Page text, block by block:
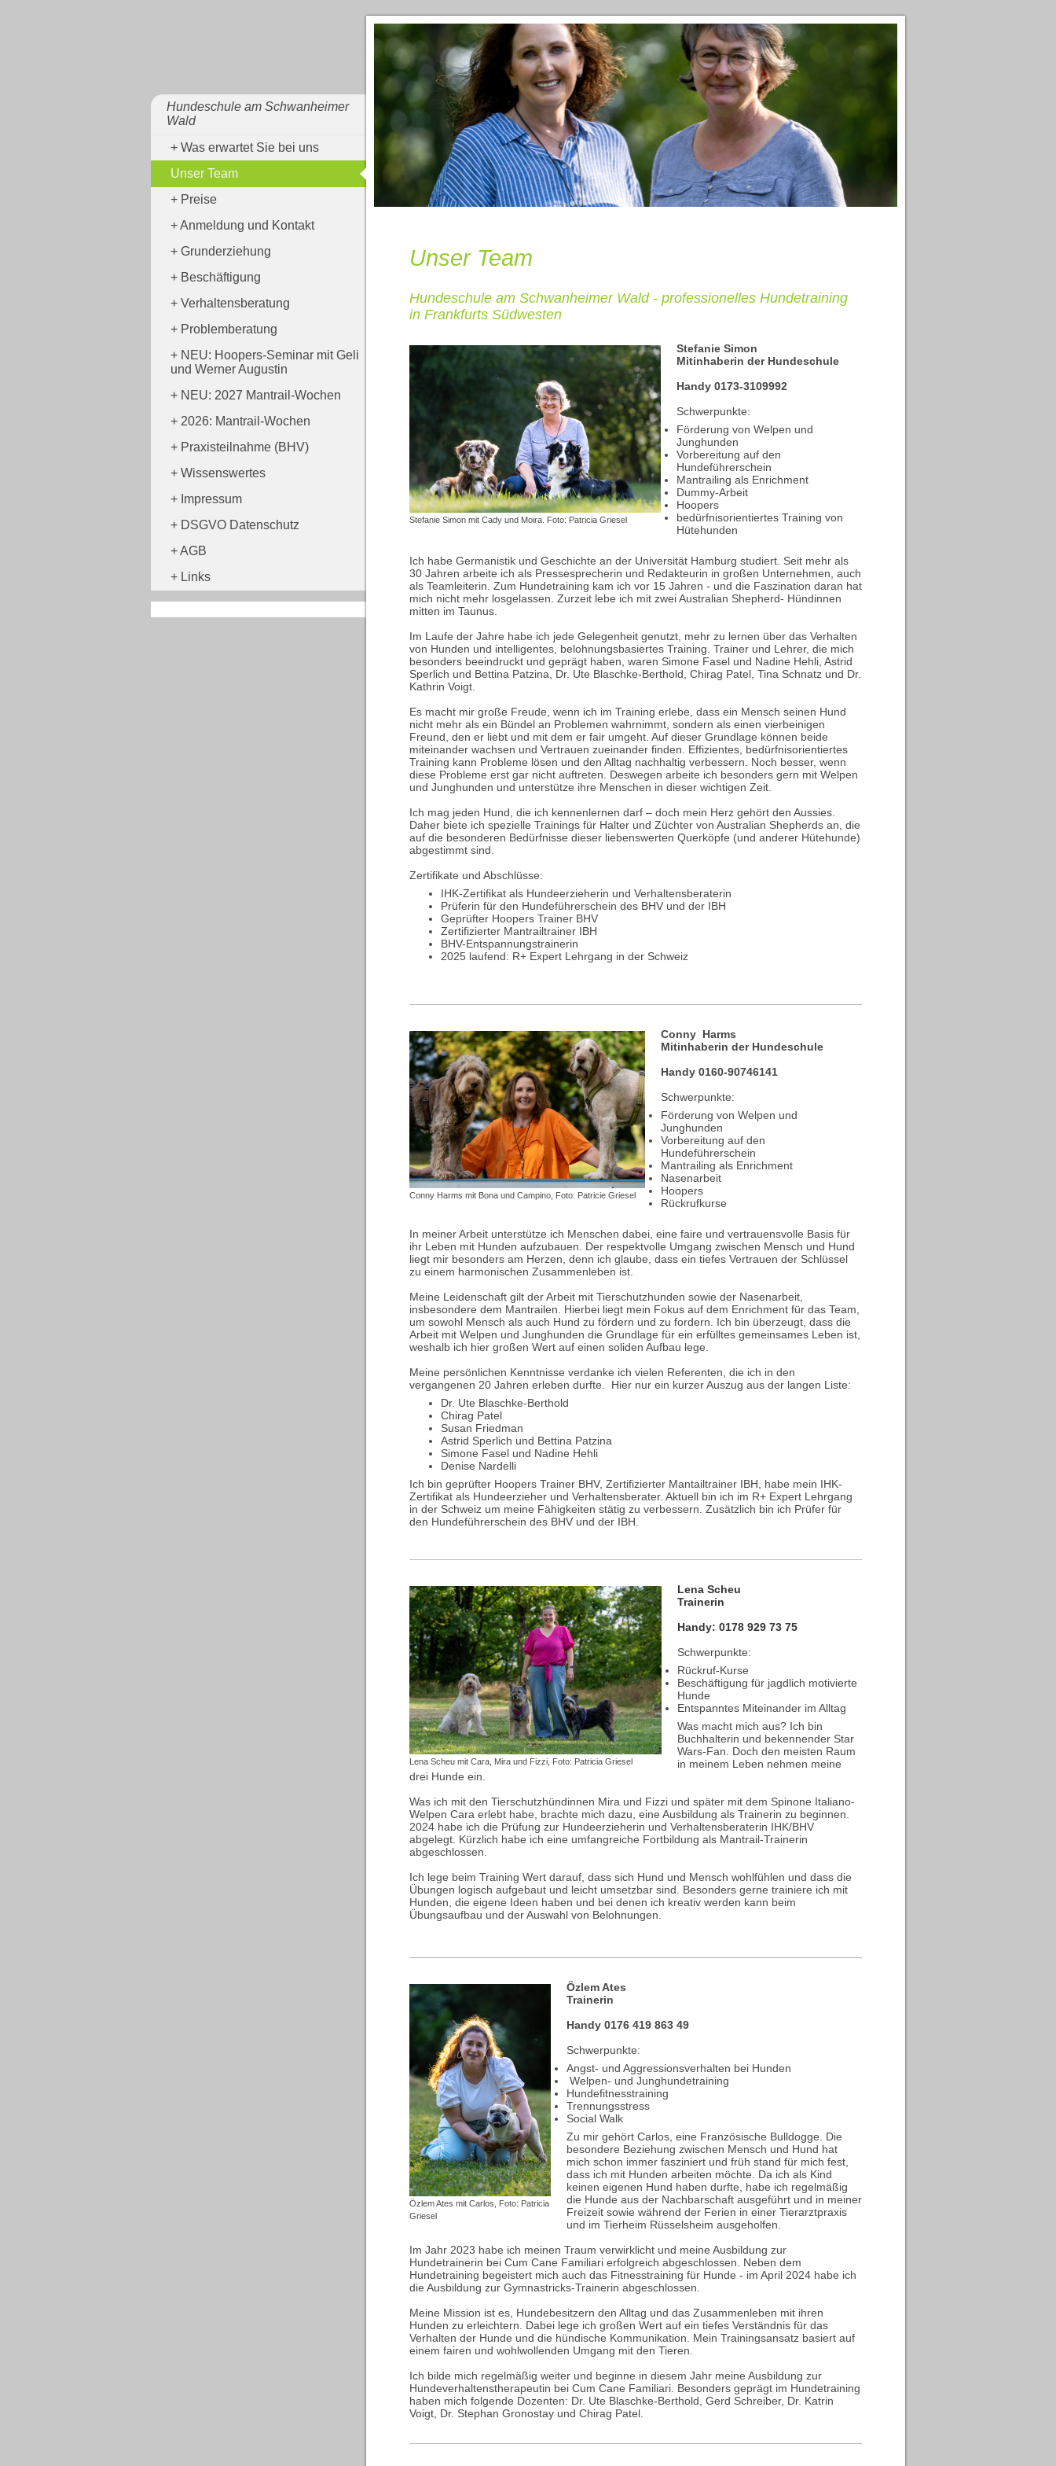
Unser Team
Hundeschule am Schwanheimer Wald - professionelles Hundetraining
in Frankfurts Südwesten
Stefanie Simon mit Cady und Moira. Foto: Patricia Griesel
Stefanie Simon
Mitinhaberin der Hundeschule
Handy 0173-3109992
Schwerpunkte:
Förderung von Welpen und
Junghunden
Vorbereitung auf den
Hundeführerschein
Mantrailing als Enrichment
Dummy-Arbeit
Hoopers
bedürfnisorientiertes Training von
Hütehunden
Ich habe Germanistik und Geschichte an der Universität Hamburg studiert. Seit mehr als
30 Jahren arbeite ich als Pressesprecherin und Redakteurin in großen Unternehmen, auch
als Teamleiterin. Zum Hundetraining kam ich vor 15 Jahren - und die Faszination daran hat
mich nicht mehr losgelassen. Zurzeit lebe ich mit zwei Australian Shepherd- Hündinnen
mitten im Taunus.
Im Laufe der Jahre habe ich jede Gelegenheit genutzt, mehr zu lernen über das Verhalten
von Hunden und intelligentes, belohnungsbasiertes Training. Trainer und Lehrer, die mich
besonders beeindruckt und geprägt haben, waren Simone Fasel und Nadine Hehli, Astrid
Sperlich und Bettina Patzina, Dr. Ute Blaschke-Berthold, Chirag Patel, Tina Schnatz und Dr.
Kathrin Voigt.
Es macht mir große Freude, wenn ich im Training erlebe, dass ein Mensch seinen Hund
nicht mehr als ein Bündel an Problemen wahrnimmt, sondern als einen vierbeinigen
Freund, den er liebt und mit dem er fair umgeht. Auf dieser Grundlage können beide
miteinander wachsen und Vertrauen zueinander finden. Effizientes, bedürfnisorientiertes
Training kann Probleme lösen und den Alltag nachhaltig verbessern. Noch besser, wenn
diese Probleme erst gar nicht auftreten. Deswegen arbeite ich besonders gern mit Welpen
und Junghunden und unterstütze ihre Menschen in dieser wichtigen Zeit.
Ich mag jeden Hund, die ich kennenlernen darf – doch mein Herz gehört den Aussies.
Daher biete ich spezielle Trainings für Halter und Züchter von Australian Shepherds an, die
auf die besonderen Bedürfnisse dieser liebenswerten Querköpfe (und anderer Hütehunde)
abgestimmt sind.
Zertifikate und Abschlüsse:
IHK-Zertifikat als Hundeerzieherin und Verhaltensberaterin
Prüferin für den Hundeführerschein des BHV und der IBH
Geprüfter Hoopers Trainer BHV
Zertifizierter Mantrailtrainer IBH
BHV-Entspannungstrainerin
2025 laufend: R+ Expert Lehrgang in der Schweiz
Conny Harms mit Bona und Campino, Foto: Patricie Griesel
Conny Harms
Mitinhaberin der Hundeschule
Handy 0160-90746141
Schwerpunkte:
Förderung von Welpen und
Junghunden
Vorbereitung auf den
Hundeführerschein
Mantrailing als Enrichment
Nasenarbeit
Hoopers
Rückrufkurse
In meiner Arbeit unterstütze ich Menschen dabei, eine faire und vertrauensvolle Basis für
ihr Leben mit Hunden aufzubauen. Der respektvolle Umgang zwischen Mensch und Hund
liegt mir besonders am Herzen, denn ich glaube, dass ein tiefes Vertrauen der Schlüssel
zu einem harmonischen Zusammenleben ist.
Meine Leidenschaft gilt der Arbeit mit Tierschutzhunden sowie der Nasenarbeit,
insbesondere dem Mantrailen. Hierbei liegt mein Fokus auf dem Enrichment für das Team,
um sowohl Mensch als auch Hund zu fördern und zu fordern. Ich bin überzeugt, dass die
Arbeit mit Welpen und Junghunden die Grundlage für ein erfülltes gemeinsames Leben ist,
weshalb ich hier großen Wert auf einen soliden Aufbau lege.
Meine persönlichen Kenntnisse verdanke ich vielen Referenten, die ich in den
vergangenen 20 Jahren erleben durfte. Hier nur ein kurzer Auszug aus der langen Liste:
Dr. Ute Blaschke-Berthold
Chirag Patel
Susan Friedman
Astrid Sperlich und Bettina Patzina
Simone Fasel und Nadine Hehli
Denise Nardelli
Ich bin geprüfter Hoopers Trainer BHV, Zertifizierter Mantailtrainer IBH, habe mein IHK-
Zertifikat als Hundeerzieher und Verhaltensberater. Aktuell bin ich im R+ Expert Lehrgang
in der Schweiz um meine Fähigkeiten stätig zu verbessern. Zusätzlich bin ich Prüfer für
den Hundeführerschein des BHV und der IBH.
Lena Scheu mit Cara, Mira und Fizzi, Foto: Patricia Griesel
Lena Scheu
Trainerin
Handy: 0178 929 73 75
Schwerpunkte:
Rückruf-Kurse
Beschäftigung für jagdlich motivierte
Hunde
Entspanntes Miteinander im Alltag
Was macht mich aus? Ich bin
Buchhalterin und bekennender Star
Wars-Fan. Doch den meisten Raum
in meinem Leben nehmen meine
drei Hunde ein.
Was ich mit den Tierschutzhündinnen Mira und Fizzi und später mit dem Spinone Italiano-
Welpen Cara erlebt habe, brachte mich dazu, eine Ausbildung als Trainerin zu beginnen.
2024 habe ich die Prüfung zur Hundeerzieherin und Verhaltensberaterin IHK/BHV
abgelegt. Kürzlich habe ich eine umfangreiche Fortbildung als Mantrail-Trainerin
abgeschlossen.
Ich lege beim Training Wert darauf, dass sich Hund und Mensch wohlfühlen und dass die
Übungen logisch aufgebaut und leicht umsetzbar sind. Besonders gerne trainiere ich mit
Hunden, die eigene Ideen haben und bei denen ich kreativ werden kann beim
Übungsaufbau und der Auswahl von Belohnungen.
Özlem Ates mit Carlos, Foto: Patricia
Griesel
Özlem Ates
Trainerin
Handy 0176 419 863 49
Schwerpunkte:
Angst- und Aggressionsverhalten bei Hunden
Welpen- und Junghundetraining
Hundefitnesstraining
Trennungsstress
Social Walk
Zu mir gehört Carlos, eine Französische Bulldogge. Die
besondere Beziehung zwischen Mensch und Hund hat
mich schon immer fasziniert und früh stand für mich fest,
dass ich mit Hunden arbeiten möchte. Da ich als Kind
keinen eigenen Hund haben durfte, habe ich regelmäßig
die Hunde aus der Nachbarschaft ausgeführt und in meiner
Freizeit sowie während der Ferien in einer Tierarztpraxis
und im Tierheim Rüsselsheim ausgeholfen.
Im Jahr 2023 habe ich meinen Traum verwirklicht und meine Ausbildung zur
Hundetrainerin bei Cum Cane Familiari erfolgreich abgeschlossen. Neben dem
Hundetraining begeistert mich auch das Fitnesstraining für Hunde - im April 2024 habe ich
die Ausbildung zur Gymnastricks-Trainerin abgeschlossen.
Meine Mission ist es, Hundebesitzern den Alltag und das Zusammenleben mit ihren
Hunden zu erleichtern. Dabei lege ich großen Wert auf ein tiefes Verständnis für das
Verhalten der Hunde und die hündische Kommunikation. Mein Trainingsansatz basiert auf
einem fairen und wohlwollenden Umgang mit den Tieren.
Ich bilde mich regelmäßig weiter und beginne in diesem Jahr meine Ausbildung zur
Hundeverhaltenstherapeutin bei Cum Cane Familiari. Besonders geprägt im Hundetraining
haben mich folgende Dozenten: Dr. Ute Blaschke-Berthold, Gerd Schreiber, Dr. Katrin
Voigt, Dr. Stephan Gronostay und Chirag Patel.
Hundeschule am Schwanheimer
Wald
Was erwartet Sie bei uns
Unser Team
Preise
Anmeldung und Kontakt
Grunderziehung
Beschäftigung
Verhaltensberatung
Problemberatung
NEU: Hoopers-Seminar mit Geli
und Werner Augustin
NEU: 2027 Mantrail-Wochen
2026: Mantrail-Wochen
Praxisteilnahme (BHV)
Wissenswertes
Impressum
DSGVO Datenschutz
AGB
Links